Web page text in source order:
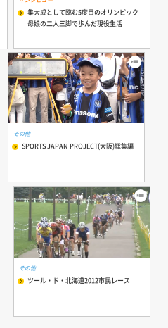
集大成として臨む5度目のオリンピック
母娘の二人三脚で歩んだ現役生活
その他
SPORTS JAPAN PROJECT(大阪)総集編
その他
ツール・ド・北海道2012市民レース